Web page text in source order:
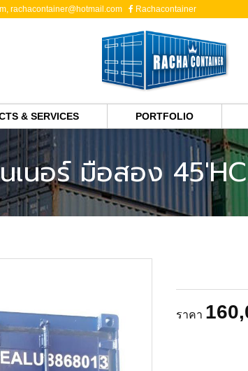
,rachacontainer@hotmail.com Rachacontainer
& SERVICES PORTFOLIO
เนอร์ มือสอง
ราคา